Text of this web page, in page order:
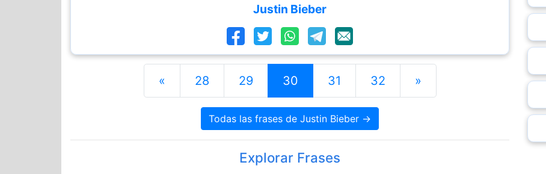
Justin Bieber
« 28 29 30 31 32 »
Todas las frases de Justin Bieber →
Explorar Frases